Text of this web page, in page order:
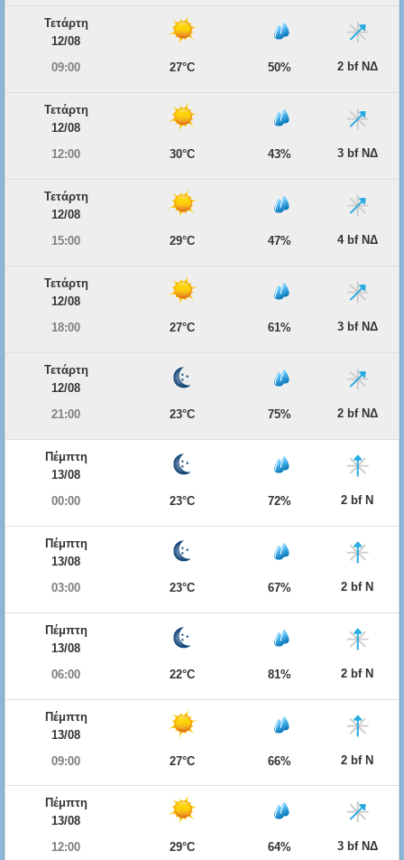
Τετάρτη
12/08
09:00
27°C 50% 2 bf ΝΔ
Τετάρτη
12/08
12:00
30°C 43% 3 bf ΝΔ
Τετάρτη
12/08
15:00
29°C 47% 4 bf ΝΔ
Τετάρτη
12/08
18:00
27°C 61% 3 bf ΝΔ
Τετάρτη
12/08
21:00
23°C 75% 2 bf ΝΔ
Πέμπτη
13/08
00:00
23°C 72% 2 bf Ν
Πέμπτη
13/08
03:00
23°C 67% 2 bf Ν
Πέμπτη
13/08
06:00
22°C 81% 2 bf Ν
Πέμπτη
13/08
09:00
27°C 66% 2 bf Ν
Πέμπτη
13/08
12:00
29°C 64% 3 bf ΝΔ